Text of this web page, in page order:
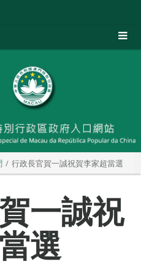
行政長官賀一誠祝賀李家超當選
一誠祝
選